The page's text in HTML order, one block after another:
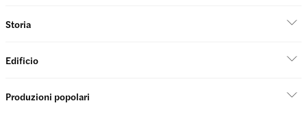
Storia
Edificio
Produzioni popolari